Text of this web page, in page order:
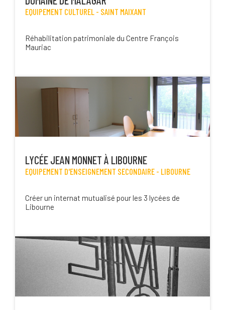
EQUIPEMENT CULTUREL - SAINT MAIXANT
Réhabilitation patrimoniale du Centre François
Mauriac
LYCÉE JEAN MONNET À LIBOURNE
EQUIPEMENT D'ENSEIGNEMENT SECONDAIRE - LIBOURNE
Créer un internat mutualisé pour les 3 lycées de
Libourne